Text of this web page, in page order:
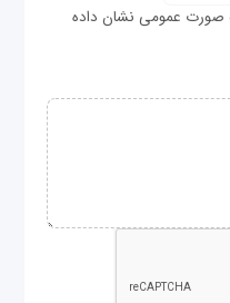
عمومی نشان داده